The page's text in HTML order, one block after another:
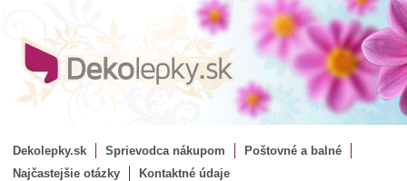
Dekolepky.sk Sprievodca nákupom
Poštovné a balné
Najčastejšie otázky
Kontaktné údaje